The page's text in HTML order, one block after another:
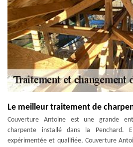
Le meilleur traitement de
Couverture Antoine est une grande
charpente installé dans la Penchard.
expérimentée et qualifiée, Couverture